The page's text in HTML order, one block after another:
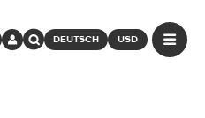
DEUTSCH USD